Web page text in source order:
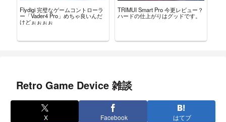
Flydigi 完璧なゲームコントローラ
ー「Vader4 Pro」めちゃ良いんだ
けどぉぉぉぉ
TRIMUI Smart Pro 今更レビュー？
ハードの仕上がりはグッドです。
Retro Game Device 雑談
X Facebook はてブ